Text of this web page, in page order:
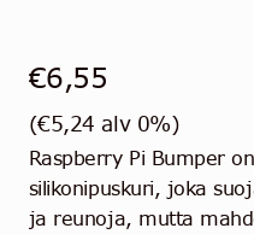
€6,55
(€5,24 alv 0%)
Raspberry Pi Bumper
silikonipuskuri, joka
ja reunoja, mutta